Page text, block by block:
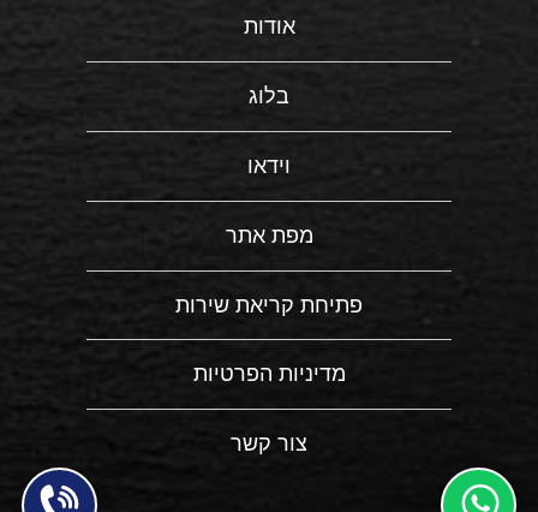
אודות
בלוג
וידאו
מפת אתר
פתיחת קריאת שירות
מדיניות הפרטיות
צור קשר